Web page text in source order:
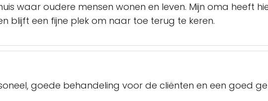
waar oudere mensen wonen en leven. Mijn oma heeft
blijft een fijne plek om naar toe terug te keren.
goede behandeling voor de cliënten en een goed